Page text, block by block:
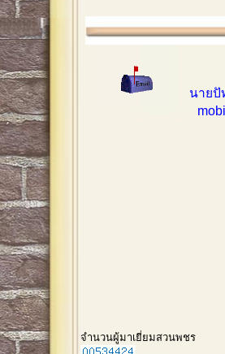
นายปั
จำนวนผู้มาเยี่ยมสวนพชร